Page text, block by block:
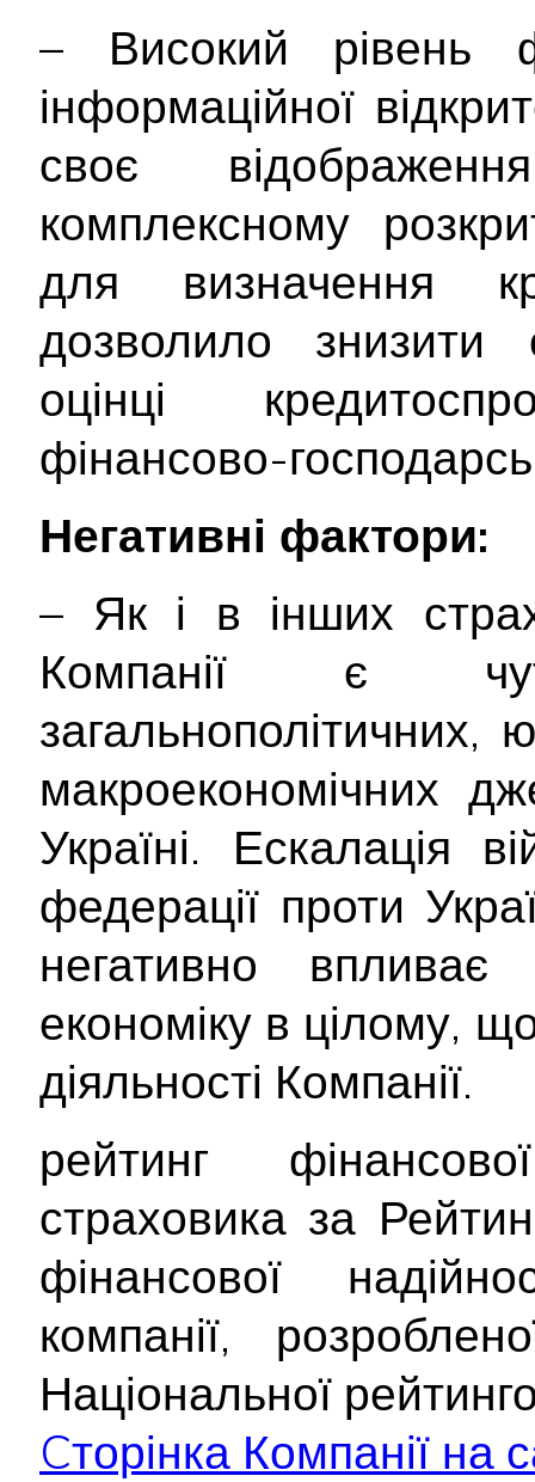
– Високий рівень
інформаційної
своє
комплексному
для визначення
дозволило знизити
оцінці
фінансово-
Негативні фактори:
– Як і в інших
Компанії є
загальнополітичних,
макроекономічних
Україні. Ескалація
федерації проти
негативно
економіку в цілому,
діяльності Компанії.
рейтинг
страховика за
фінансової
компанії,
Національної
Cторінка Компанії на